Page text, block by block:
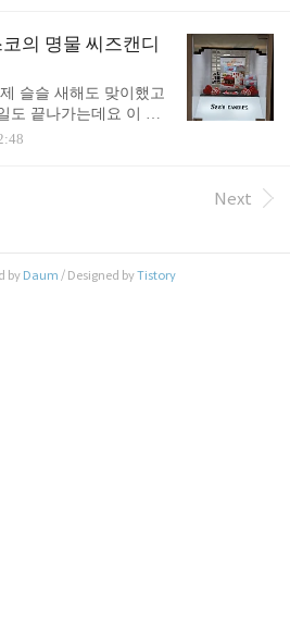
매일 씁니다. 실용성으
옆에 아예 공장도 있어
홈 참고해주세요. Anc
Mariposa St, San Fra
최초의 크래프트 브루어
데요. 여기가 샌프란시
비어홀이에요. 게임도
의 명물 씨즈캔디
슬슬 새해도 맞이했고
도 끝나가는데요 이 즈
렌타인 데이 맞이에요.
가 늘어서 있는 진풍경
은 꽤 많이 알고 계시더
Next
by Daum / Designed byTistory